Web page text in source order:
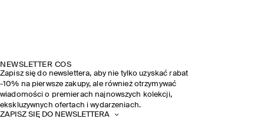
NEWSLETTER COS
Zapisz się do newslettera, aby nie tylko uzyskać rabat
-10% na pierwsze zakupy, ale również otrzymywać
wiadomości o premierach najnowszych kolekcji,
ekskluzywnych ofertach i wydarzeniach.
ZAPISZ SIĘ DO NEWSLETTERA